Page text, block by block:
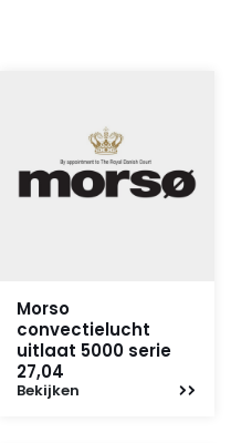
Morso
convectielucht
uitlaat 5000 serie
27,04
Bekijken